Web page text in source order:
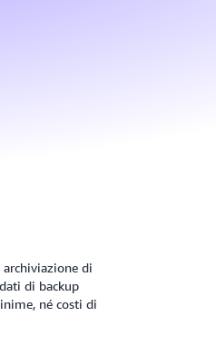
archiviazione di
di backup
né costi di